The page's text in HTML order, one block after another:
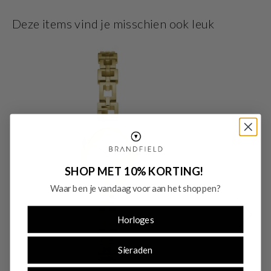
Deze items vind je misschien ook leuk
SHOP MET 10% KORTING!
Waar ben je vandaag voor aan het shoppen?
Horloges
Sieraden